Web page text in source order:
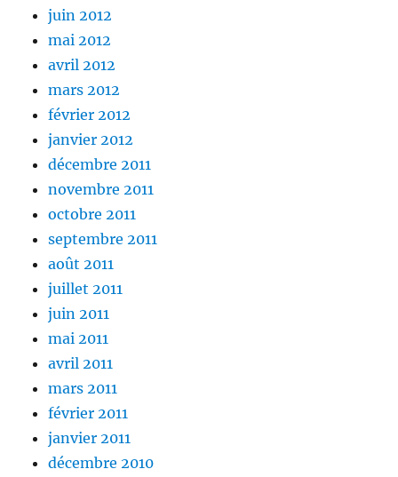
juin 2012
mai 2012
avril 2012
mars 2012
février 2012
janvier 2012
décembre 2011
novembre 2011
octobre 2011
septembre 2011
août 2011
juillet 2011
juin 2011
mai 2011
avril 2011
mars 2011
février 2011
janvier 2011
décembre 2010